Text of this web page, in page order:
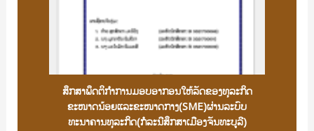
ສຶກສາພຶດຕິກຳການມອບອາກອນໃຫ້ລັດຂອງທຸລະກິດ
ຂະໜາດນ້ອຍແລະຂະໜາດກາງ(SME)ຜ່ານລະບົບ
ທະນາຄານທຸລະກິດ(ກໍລະນີສຶກສາເມືອງຈັນທະບູລີ)